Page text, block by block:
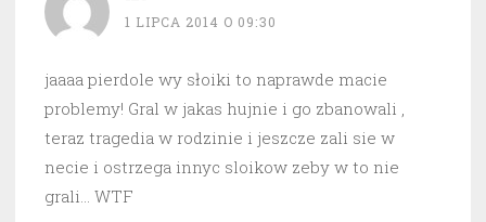
1 LIPCA 2014 O 09:30
jaaaa pierdole wy słoiki to naprawde macie
problemy! Gral w jakas hujnie i go zbanowali ,
teraz tragedia w rodzinie i jeszcze zali sie w
necie i ostrzega innyc sloikow zeby w to nie
grali… WTF